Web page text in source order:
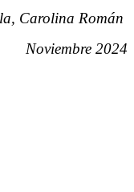
Carolina Román
Noviembre 2024